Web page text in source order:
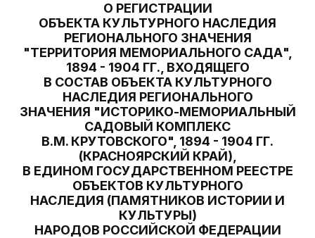
О РЕГИСТРАЦИИ
ОБЪЕКТА КУЛЬТУРНОГО НАСЛЕДИЯ
РЕГИОНАЛЬНОГО ЗНАЧЕНИЯ
"ТЕРРИТОРИЯ МЕМОРИАЛЬНОГО САДА",
1894 - 1904 ГГ., ВХОДЯЩЕГО
В СОСТАВ ОБЪЕКТА КУЛЬТУРНОГО
НАСЛЕДИЯ РЕГИОНАЛЬНОГО
ЗНАЧЕНИЯ "ИСТОРИКО-МЕМОРИАЛЬНЫЙ
САДОВЫЙ КОМПЛЕКС
В.М. КРУТОВСКОГО", 1894 - 1904 ГГ.
(КРАСНОЯРСКИЙ КРАЙ),
В ЕДИНОМ ГОСУДАРСТВЕННОМ РЕЕСТРЕ
ОБЪЕКТОВ КУЛЬТУРНОГО
НАСЛЕДИЯ (ПАМЯТНИКОВ ИСТОРИИ И
КУЛЬТУРЫ)
НАРОДОВ РОССИЙСКОЙ ФЕДЕРАЦИИ